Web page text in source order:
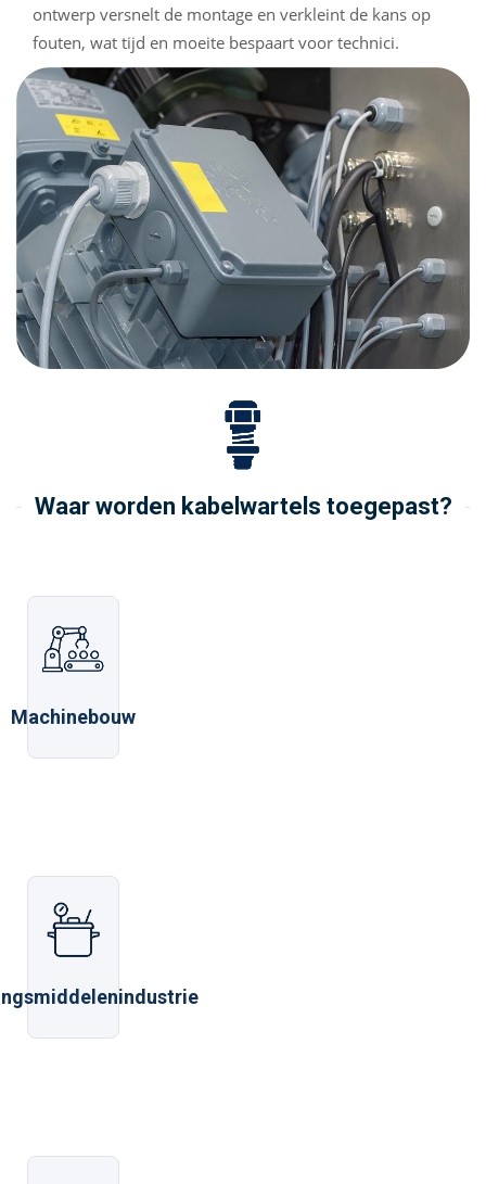
ontwerp versnelt de montage en verkleint de kans op
fouten, wat tijd en moeite bespaart voor technici.
Waar worden kabelwartels toegepast?
Machinebouw